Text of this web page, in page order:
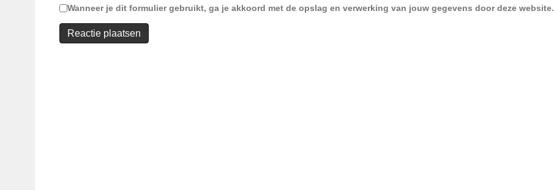
Wanneer je dit formulier gebruikt, ga je akkoord met de opslag en verwerking van jouw gegevens door deze website.